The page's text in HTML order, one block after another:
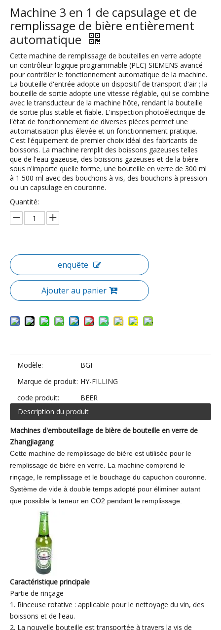
Machine 3 en 1 de capsulage et de
remplissage de bière entièrement
automatique
Cette machine de remplissage de bouteilles en verre adopte
un contrôleur logique programmable (PLC) SIEMENS avancé
pour contrôler le fonctionnement automatique de la machine.
La bouteille d'entrée adopte un dispositif de transport d'air ; la
bouteille de sortie adopte une vitesse réglable, qui se combine
avec le transducteur de la machine hôte, rendant la bouteille
de sortie plus stable et fiable. L'inspection photoélectrique de
l'état de fonctionnement de diverses pièces permet une
automatisation plus élevée et un fonctionnement pratique.
C'est l'équipement de premier choix idéal des fabricants de
boissons. La machine remplit des boissons gazeuses telles
que de l'eau gazeuse, des boissons gazeuses et de la bière
sous n'importe quelle forme, une bouteille en verre de 300 ml
à 1 500 ml avec des bouchons à vis, des bouchons à pression
ou un capsulage en couronne.
Quantité:
enquête
Ajouter au panier
Modèle:
BGF
Marque de produit: HY-FILLING
code produit:
BEER
Description du produit
Machines d'embouteillage de bière de bouteille en verre de
Zhangjiagang
Cette machine de remplissage de bière est utilisée pour le
remplissage de bière en verre. La machine comprend le
rinçage, le remplissage et le bouchage du capuchon couronne.
Système de vide à double temps adopté pour éliminer autant
que possible la teneur en CO2 pendant le remplissage
Caractéristique principale
Partie de rinçage
1. Rinceuse rotative : applicable pour le nettoyage du vin, des
boissons et de l'eau.
2. La nouvelle bouteille est transportée à travers la vis de